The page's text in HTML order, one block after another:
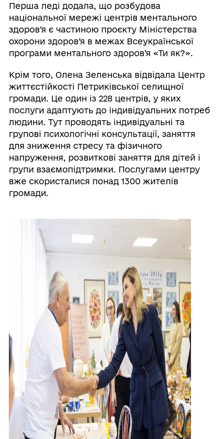
Перша леді додала, що розбудова
національної мережі центрів ментального
здоров’я є частиною проєкту Міністерства
охорони здоров’я в межах Всеукраїнської
програми ментального здоров’я «Ти як?».
Крім того, Олена Зеленська відвідала Центр
життєстійкості Петриківської селищної
громади. Це один із 228 центрів, у яких
послуги адаптують до індивідуальних потреб
людини. Тут проводять індивідуальні та
групові психологічні консультації, заняття
для зниження стресу та фізичного
напруження, розвиткові заняття для дітей і
групи взаємопідтримки. Послугами центру
вже скористалися понад 1300 жителів
громади.